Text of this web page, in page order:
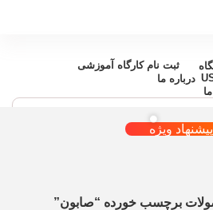
ثبت نام کارگاه آموزشی
درباره ما
پیشنهاد ویژه
برچسب خورده “صابون”